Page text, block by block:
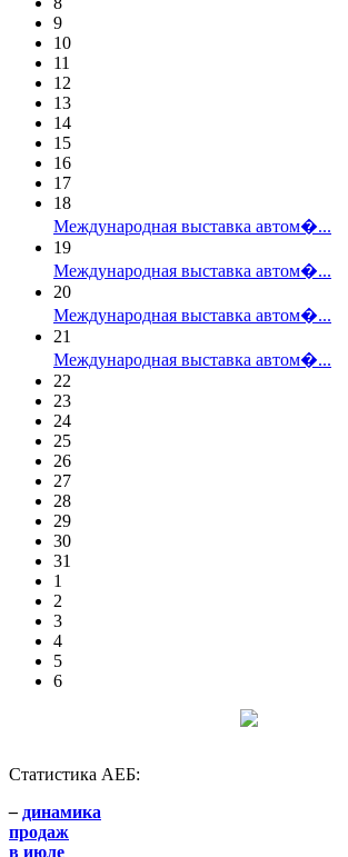
9
10
11
12
13
14
15
16
17
18
Международная выставка автом�...
19
Международная выставка автом�...
20
Международная выставка автом�...
21
Международная выставка автом�...
22
23
24
25
26
27
28
29
30
31
1
2
3
4
5
6
Статистика АЕБ:
– динамика
продаж
в июле